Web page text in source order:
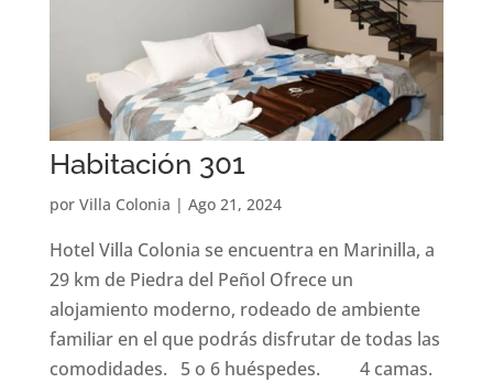
Habitación 301
por Villa Colonia | Ago 21, 2024
Hotel Villa Colonia se encuentra en Marinilla, a
29 km de Piedra del Peñol Ofrece un
alojamiento moderno, rodeado de ambiente
familiar en el que podrás disfrutar de todas las
comodidades. 5 o 6 huéspedes. 4 camas.